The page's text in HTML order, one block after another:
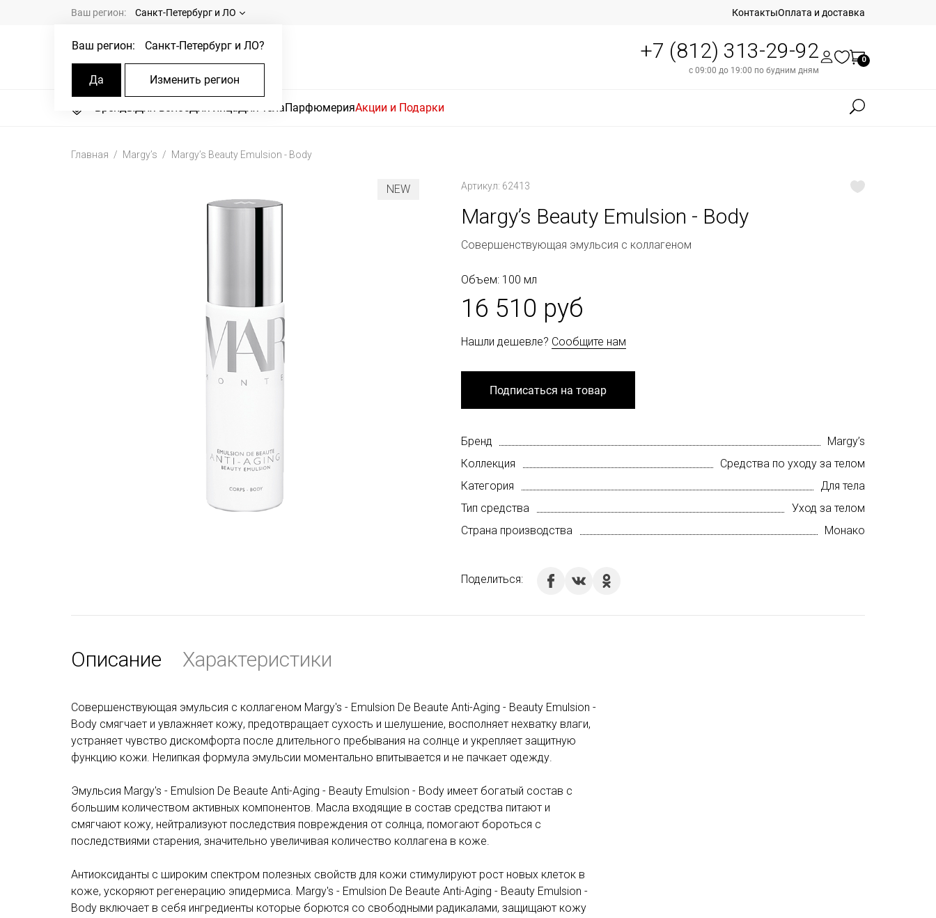
Ваш регион: Санкт-Петербург и ЛО
Ваш регион: Санкт-Петербург и ЛО?
Да Изменить регион
КонтактыОплата и доставка
+7 (812) 313-29-92
с 09:00 до 19:00 по будним дням
0
БрендыДля волосДля лицаДля телаПарфюмерияАкции и Подарки
Главная Margy’s Margy’s Beauty Emulsion - Body
NEW Артикул: 62413
Margy’s Beauty Emulsion - Body
Совершенствующая эмульсия с коллагеном
Объем: 100 мл
16 510 руб
Нашли дешевле? Сообщите нам
Подписаться на товар
Бренд
Margy’s
Коллекция
Средства по уходу за телом
Категория
Для тела
Тип средства
Уход за телом
Страна производства
Монако
Поделиться:
Описание Характеристики
Совершенствующая эмульсия с коллагеном Margy's - Emulsion De Beaute Anti-Aging - Beauty Emulsion -
Body смягчает и увлажняет кожу, предотвращает сухость и шелушение, восполняет нехватку влаги,
устраняет чувство дискомфорта после длительного пребывания на солнце и укрепляет защитную
функцию кожи. Нелипкая формула эмульсии моментально впитывается и не пачкает одежду.
Эмульсия Margy's - Emulsion De Beaute Anti-Aging - Beauty Emulsion - Body имеет богатый состав с
большим количеством активных компонентов. Масла входящие в состав средства питают и
смягчают кожу, нейтрализуют последствия повреждения от солнца, помогают бороться с
последствиями старения, значительно увеличивая количество коллагена в коже.
Антиоксиданты с широким спектром полезных свойств для кожи стимулируют рост новых клеток в
коже, ускоряют регенерацию эпидермиса. Margy's - Emulsion De Beaute Anti-Aging - Beauty Emulsion -
Body включает в себя ингредиенты которые борются со свободными радикалами, защищают кожу